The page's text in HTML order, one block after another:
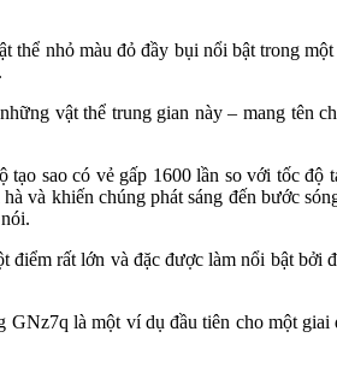
nhỏ màu đỏ đầy bụi nổi bật trong
vật thể trung gian này – mang tên
sao có vẻ gấp 1600 lần so với tốc
và khiến chúng phát sáng đến bước
rất lớn và đặc được làm nổi bật
là một ví dụ đầu tiên cho một